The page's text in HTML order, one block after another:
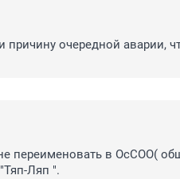
очередной аварии,
переименовать в ОсСОО(
Ляп ".